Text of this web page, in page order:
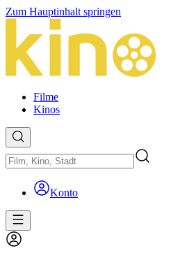
Zum Hauptinhalt springen
Filme
Kinos
Konto